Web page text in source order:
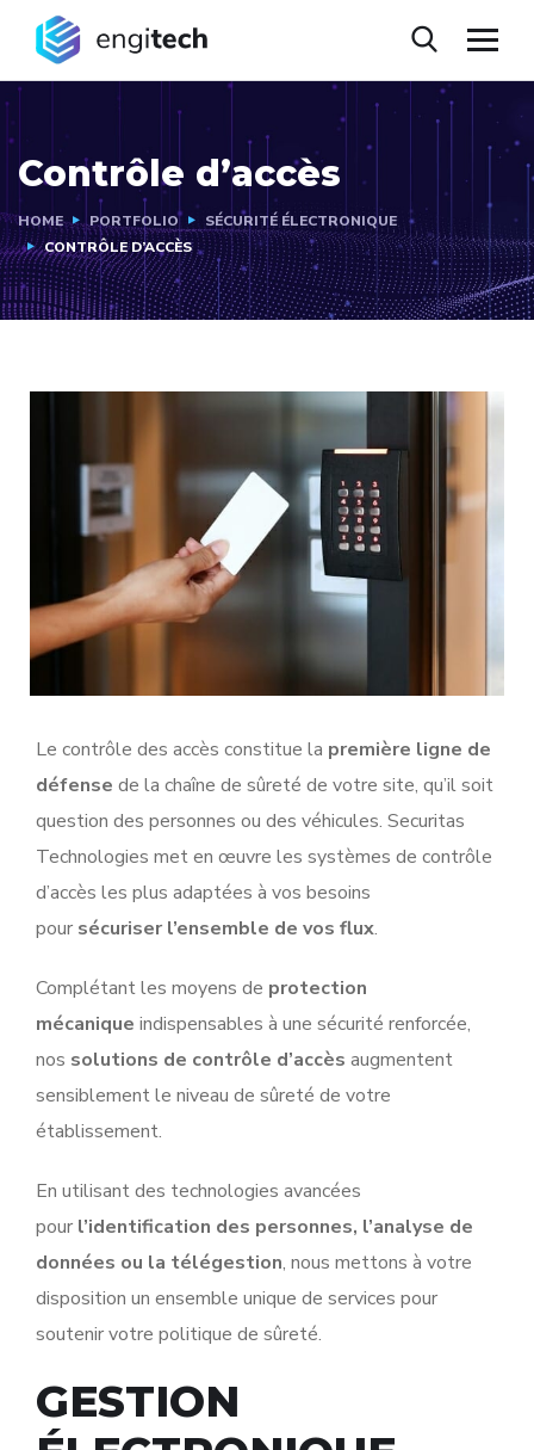
Contrôle d’accès
HOME PORTFOLIO
SÉCURITÉ ÉLECTRONIQUE
CONTRÔLE D’ACCÈS
Le contrôle des accès constitue la première ligne de
défense de la chaîne de sûreté de votre site, qu’il soit
question des personnes ou des véhicules. Securitas
Technologies met en œuvre les systèmes de contrôle
d’accès les plus adaptées à vos besoins
pour sécuriser l’ensemble de vos flux.
Complétant les moyens de protection
mécanique indispensables à une sécurité renforcée,
nos solutions de contrôle d’accès augmentent
sensiblement le niveau de sûreté de votre
établissement.
En utilisant des technologies avancées
pour l’identification des personnes, l’analyse de
données ou la télégestion, nous mettons à votre
disposition un ensemble unique de services pour
soutenir votre politique de sûreté.
GESTION